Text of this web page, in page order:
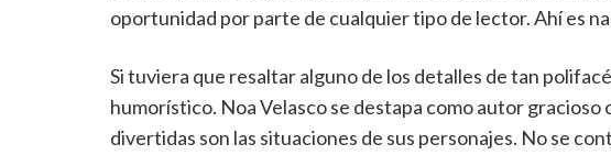
oportunidad por parte de cualquier tipo de lector. Ahí es
Si tuviera que resaltar alguno de los detalles de tan
humorístico. Noa Velasco se destapa como autor gracioso
divertidas son las situaciones de sus personajes. No se